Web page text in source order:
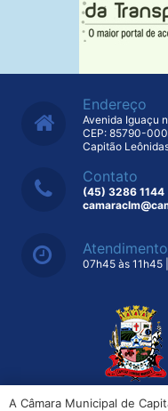
Endereço
Avenida Iguaçu
CEP: 85790-000
Capitão
Contato
(45) 3286 1144
Atendimento
07h45 às 11h45
A Câmara Municipal de